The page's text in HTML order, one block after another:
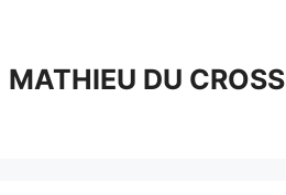
MATHIEU DU CROSS